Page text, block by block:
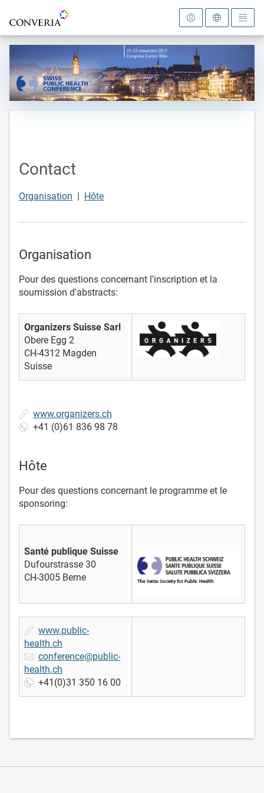
Vers la page d'accueil
Contact
Organisation | Hôte
Organisation
Pour des questions concernant l'inscription et la
soumission d'abstracts:
Organizers Suisse Sarl
Obere Egg 2
CH-4312 Magden
Suisse
www.organizers.ch
+41 (0)61 836 98 78
Hôte
Pour des questions concernant le programme et le
sponsoring:
Santé publique Suisse
Dufourstrasse 30
CH-3005 Berne
www.public-
health.ch
conference@public-
health.ch
+41(0)31 350 16 00